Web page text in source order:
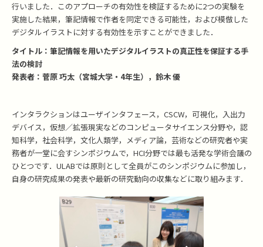
行いました．このアプローチの有効性を検証するために2つの実験を
実施した結果，筆記情報で作者を同定できる可能性，および模倣した
デジタルイラストに対する有効性を示すことができました．
タイトル：筆記情報を用いたデジタルイラストの真正性を保証する手
法の検討
発表者：菅原 巧太（宮城大学・4年生），鈴木 優
インタラクションはユーザインタフェース，CSCW，可視化，入出力
デバイス，仮想／拡張現実などのコンピュータサイエンス分野や，認
知科学，社会科学，文化人類学，メディア論，芸術などの研究者や実
務者が一堂に会すシンポジウムで，HCI分野では最も活発な学術会議の
ひとつです．ULABでは原則として全員がこのシンポジウムに参加し，
自身の研究成果の発表や最新の研究動向の収集などに取り組みます．